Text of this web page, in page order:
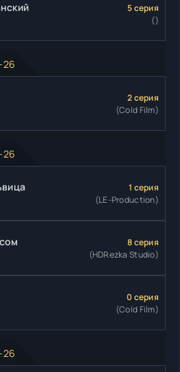
5 серия
()
26
2 серия
(Cold Film)
26
1 серия
(LE-Production)
8 серия
(HDRezka Studio)
0 серия
(Cold Film)
26